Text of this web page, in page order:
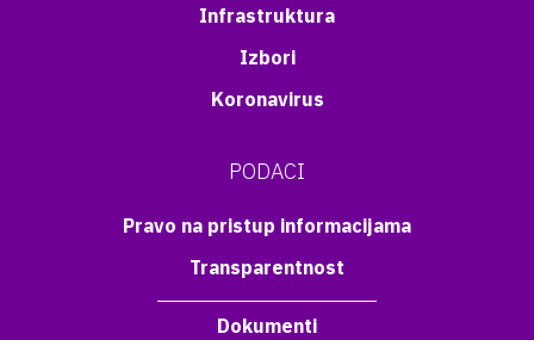
Infrastruktura
Izbori
Koronavirus
PODACI
Pravo na pristup informacijama
Transparentnost
Dokumenti